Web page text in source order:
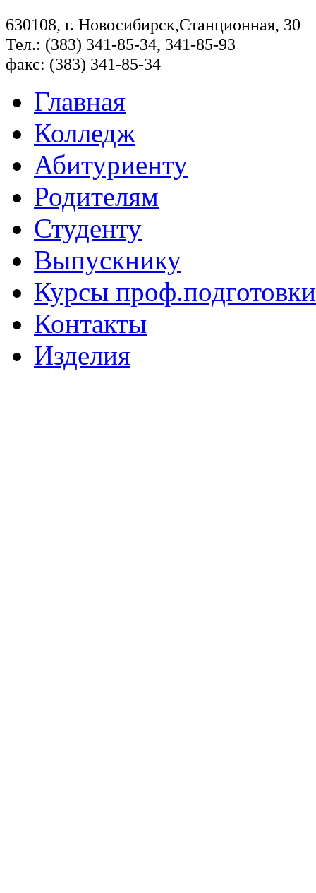
630108, г. Новосибирск,Станционная, 30
Тел.: (383) 341-85-34, 341-85-93
факс: (383) 341-85-34
Главная
Колледж
Абитуриенту
Родителям
Студенту
Выпускнику
Курсы проф.подготовки
Контакты
Изделия